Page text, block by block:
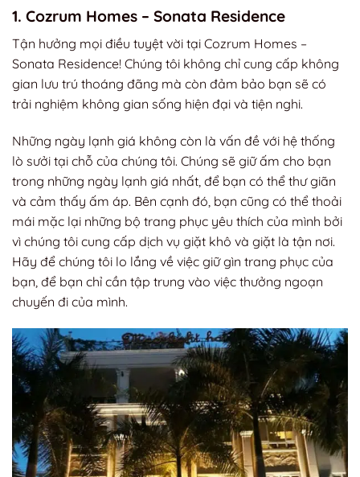
1. Cozrum Homes – Sonata Residence
Tận hưởng mọi điều tuyệt vời tại Cozrum Homes –
Sonata Residence! Chúng tôi không chỉ cung cấp không
gian lưu trú thoáng đãng mà còn đảm bảo bạn sẽ có
trải nghiệm không gian sống hiện đại và tiện nghi.
Những ngày lạnh giá không còn là vấn đề với hệ thống
lò sưởi tại chỗ của chúng tôi. Chúng sẽ giữ ấm cho bạn
trong những ngày lạnh giá nhất, để bạn có thể thư giãn
và cảm thấy ấm áp. Bên cạnh đó, bạn cũng có thể thoải
mái mặc lại những bộ trang phục yêu thích của mình bởi
vì chúng tôi cung cấp dịch vụ giặt khô và giặt là tận nơi.
Hãy để chúng tôi lo lắng về việc giữ gìn trang phục của
bạn, để bạn chỉ cần tập trung vào việc thưởng ngoạn
chuyến đi của mình.